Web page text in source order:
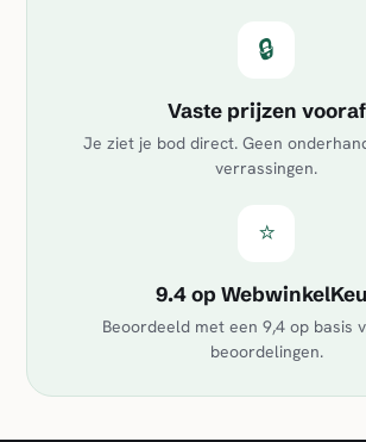
🔒
Vaste prijzen vooraf
Je ziet je bod direct. Geen
verrassingen.
⭐
9.4 op
Beoordeeld met een 9,4op basis
beoordelingen.